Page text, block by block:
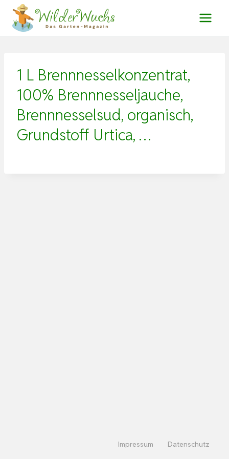
Zum
Inhalt
1 L Brennnesselkonzentrat,
100% Brennnesseljauche,
Brennnesselsud, organisch,
Grundstoff Urtica, …
Impressum Datenschutz